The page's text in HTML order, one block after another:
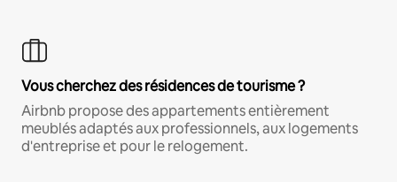
Vous cherchez des résidences de tourisme ?
Airbnb propose des appartements entièrement
meublés adaptés aux professionnels, aux logements
d'entreprise et pour le relogement.